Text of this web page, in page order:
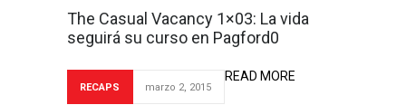
The Casual Vacancy 1×03: La vida
seguirá su curso en Pagford0
RECAPS marzo 2, 2015
READ MORE